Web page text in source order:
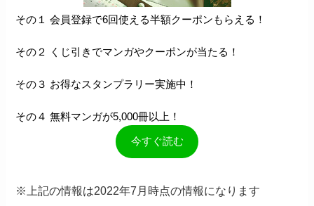
その１ 会員登録で6回使える半額クーポンもらえる！
その２ くじ引きでマンガやクーポンが当たる！
その３ お得なスタンプラリー実施中！
その４ 無料マンガが5,000冊以上！
今すぐ読む
※上記の情報は2022年7月時点の情報になります